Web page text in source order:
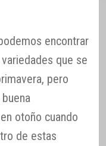
encontrar
que se
pero
otoño cuando
de estas